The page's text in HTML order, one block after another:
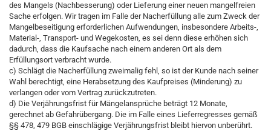
des Mangels (Nachbesserung) oder Lieferung einer neuen mangelfreien
Sache erfolgen. Wir tragen im Falle der Nacherfüllung alle zum Zweck der
Mangelbeseitigung erforderlichen Aufwendungen, insbesondere Arbeits-,
Material-, Transport- und Wegekosten, es sei denn diese erhöhen sich
dadurch, dass die Kaufsache nach einem anderen Ort als dem
Erfüllungsort verbracht wurde.
c) Schlägt die Nacherfüllung zweimalig fehl, so ist der Kunde nach seiner
Wahl berechtigt, eine Herabsetzung des Kaufpreises (Minderung) zu
verlangen oder vom Vertrag zurückzutreten.
d) Die Verjährungsfrist für Mängelansprüche beträgt 12 Monate,
gerechnet ab Gefahrübergang. Die im Falle eines Lieferregresses gemäß
§§ 478, 479 BGB einschlägige Verjährungsfrist bleibt hiervon unberührt.